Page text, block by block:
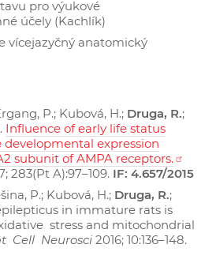
pro výukové
účely (Kachlík)
vícejazyčný anatomický
P.; Kubová, H.; Druga, R.;
Influence of early life status
expression
subunit of AMPA receptors.
283(Pt A):97–109. IF: 4.657/2015
P.; Kubová, H.; Druga, R.;
in immature rats is
stress and mitochondrial
Cell Neurosci 2016; 10:136–148.